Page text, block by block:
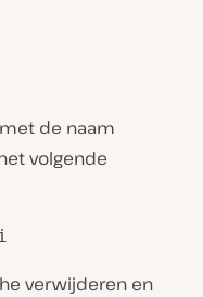
de naam
volgende
verwijderen en